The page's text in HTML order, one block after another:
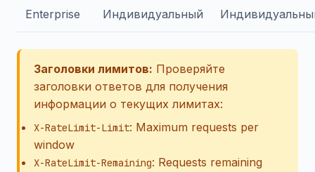
Enterprise Индивидуальный
Заголовки лимитов: Проверяйте
заголовки ответов для получения
информации о текущих лимитах:
X-RateLimit-Limit: Maximum requests per
window
X-RateLimit-Remaining: Requests remaining